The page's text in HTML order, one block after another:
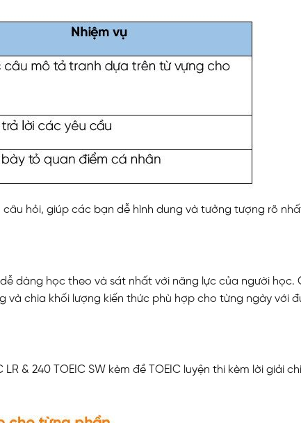
câu hỏi, giúp các bạn dễ hình dung và tưởng tượng rõ
dàng học theo và sát nhất với năng lực của người học.
chia khối lượng kiến thức phù hợp cho từng ngày với
& 240 TOEIC SW kèm đề TOEIC luyện thi kèm lời giải